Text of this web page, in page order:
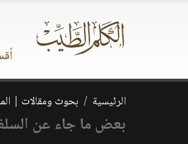
الرئيسية بحوث ومقالات |
بعض ما جاء عن السلف